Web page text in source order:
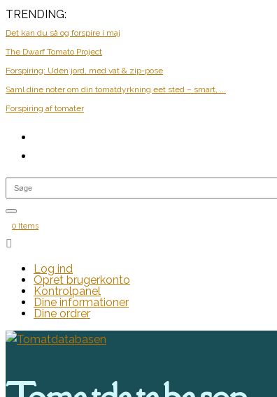
TRENDING:
Det kan du så og forspire i maj
The Dwarf Tomato Project
Forspiring: Uden jord, med vat & zip-pose
Saml dine noter om din tomatdyrkning eet sted – smart, ...
Forspiring af tomater
0 Items

Log ind
Opret brugerkonto
Kontrolpanel
Dine informationer
Dine ordrer